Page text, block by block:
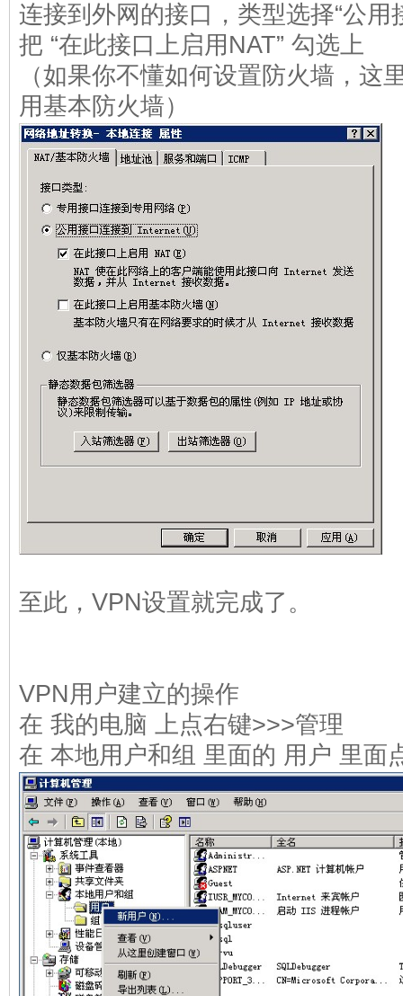
连接到外网的接口，类型选择“公用
把 “在此接口上启用NAT” 勾选上
（如果你不懂如何设置防火墙，这
用基本防火墙）
至此，VPN设置就完成了。
VPN用户建立的操作
在 我的电脑 上点右键>>>管理
在 本地用户和组 里面的 用户 里面